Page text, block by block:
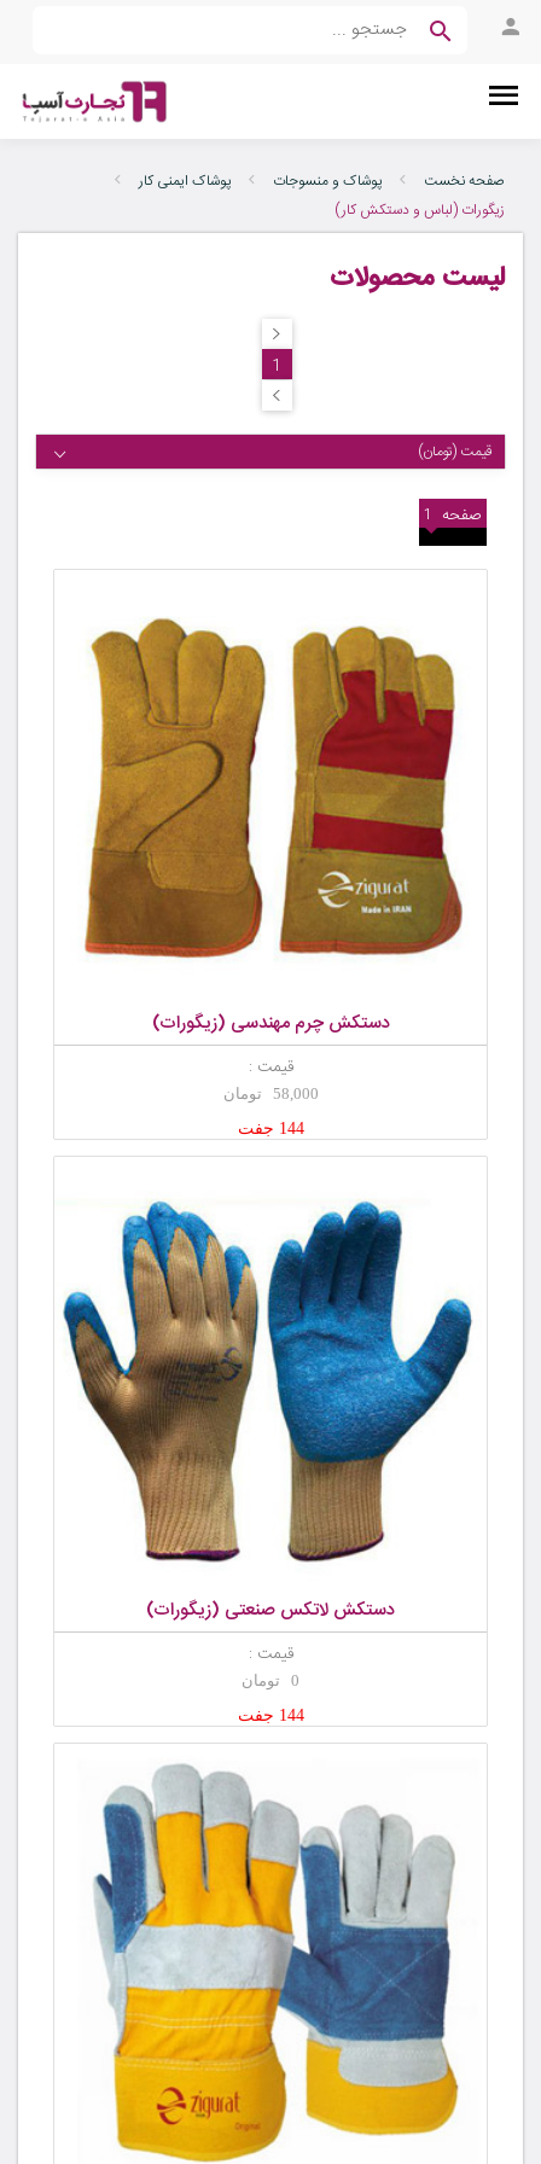
صفحه نخست پوشاک و منسوجات
پوشاک ایمنی کار
زیگورات (لباس و دستکش کار)
لیست محصولات
1
قیمت (تومان)
صفحه 1
دستکش چرم مهندسی (زیگورات)
قیمت :
58,000 تومان
144 جفت
دستکش لاتکس صنعتی (زیگورات)
قیمت :
0 تومان
144 جفت